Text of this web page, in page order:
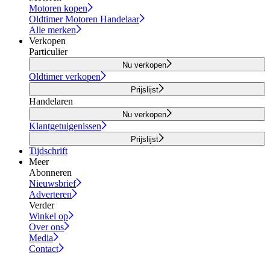
Motoren kopen
Oldtimer Motoren Handelaar
Alle merken
Verkopen
Particulier
Nu verkopen
Oldtimer verkopen
Prijslijst
Handelaren
Nu verkopen
Klantgetuigenissen
Prijslijst
Tijdschrift
Meer
Abonneren
Nieuwsbrief
Adverteren
Verder
Winkel op
Over ons
Media
Contact